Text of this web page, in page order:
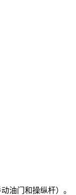
油门和操纵杆）。